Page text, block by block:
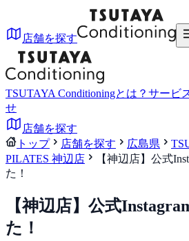
店舗を探す
TSUTAYA Conditioningとは？ サービ
せ
店舗を探す
トップ
店舗を探す 広島県
PILATES 神辺店
【神辺店】公式
た！
【神辺店】公式
た！